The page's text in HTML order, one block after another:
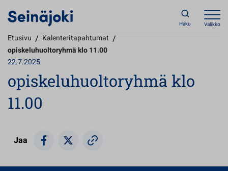
Haku Valikko
Etusivu / Kalenteritapahtumat /
opiskeluhuoltoryhmä klo 11.00
22.7.2025
opiskeluhuoltoryhmä klo
11.00
Jaa